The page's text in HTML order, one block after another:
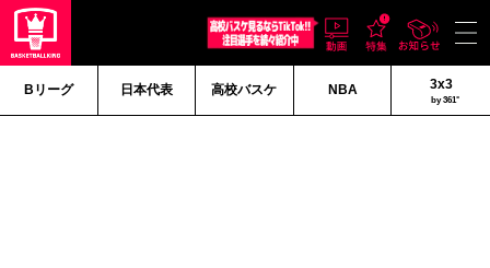
Bリーグ 日本代表 高校バスケ NBA 3x3
by 361°